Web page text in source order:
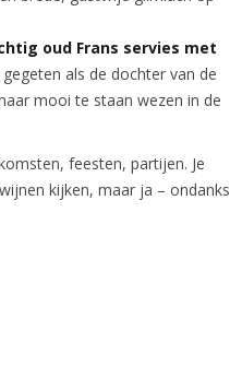
oud Frans servies met
als de dochter van de
mooi te staan wezen in de
feesten, partijen. Je
kijken, maar ja – ondanks